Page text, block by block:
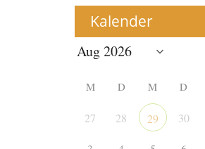
Kalender
M D M D
27 28 29 30